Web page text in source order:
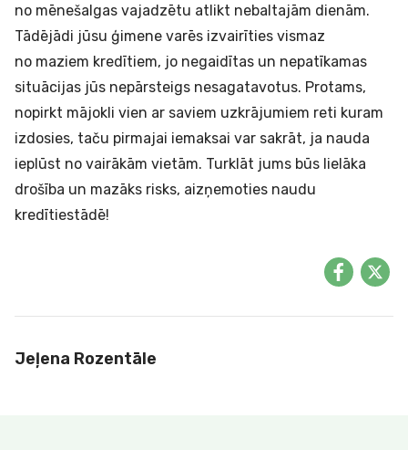
no mēnešalgas vajadzētu atlikt nebaltajām dienām.
Tādējādi jūsu ģimene varēs izvairīties vismaz
no maziem kredītiem, jo negaidītas un nepatīkamas
situācijas jūs nepārsteigs nesagatavotus. Protams,
nopirkt mājokli vien ar saviem uzkrājumiem reti kuram
izdosies, taču pirmajai iemaksai var sakrāt, ja nauda
ieplūst no vairākām vietām. Turklāt jums būs lielāka
drošība un mazāks risks, aizņemoties naudu
kredītiestādē!
Jeļena Rozentāle